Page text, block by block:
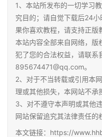
小
学
资
料
自
媒
体
资
1、本站所发布的一切学习
究目的；请自觉下载后24
果你喜欢教程，请支持正版
本站内容全部来自网络，版
犯了您的合法权益，请联系
895674471@qq.com。
2、对于不当转载或引用本
理或其他损失，本网站不承
3、对不遵守本声明或其他
网站保留追究其法律责任的
本文链接：https://